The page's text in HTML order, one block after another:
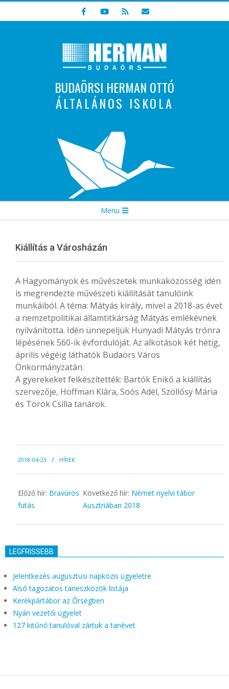
to
BUDAÖRSI HERMAN OTTÓ
ÁLTALÁNOS ISKOLA
Indulunk! Hamarosan újraindul oldalunk!
Menu
Kiállítás a Városházán
A Hagyományok és művészetek munkaközösség idén
is megrendezte művészeti kiállítását tanulóink
munkáiból. A téma: Mátyás király, mivel a 2018-as évet
a nemzetpolitikai államtitkárság Mátyás emlékévnek
nyilvánította. Idén ünnepeljük Hunyadi Mátyás trónra
lépésének 560-ik évfordulóját. Az alkotások két hétig,
április végéig láthatók Budaörs Város
Önkormányzatán.
A gyerekeket felkészítették: Bartók Enikő a kiállítás
szervezője, Hoffman Klára, Soós Adél, Szöllősy Mária
és Török Csilla tanárok.
04-
23
2018-04-23 HÍREK
Előző hír: Bravúros
futás
Következő hír: Német nyelvi tábor
Ausztriában 2018
LEGFRISSEBB
Jelentkezés augusztusi napközis ügyeletre
Alsó tagozatos taneszközök listája
Kerékpártábor az Őrségben
Nyári vezetői ügyelet
127 kitűnő tanulóval zártuk a tanévet